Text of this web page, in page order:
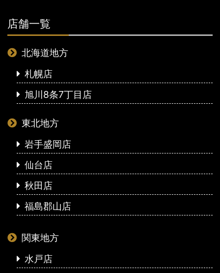
店舗一覧
北海道地方
札幌店
旭川8条7丁目店
東北地方
岩手盛岡店
仙台店
秋田店
福島郡山店
関東地方
水戸店